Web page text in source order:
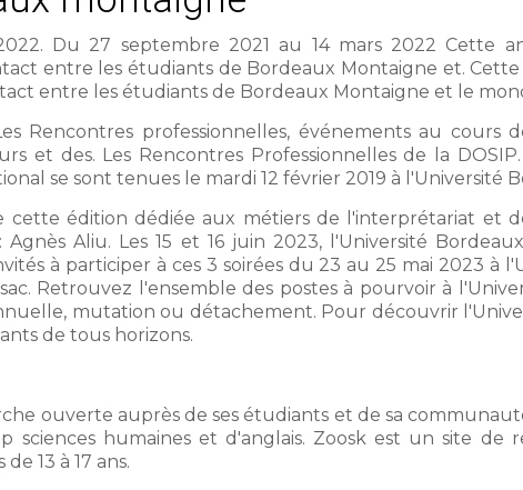
Du 27 septembre 2021 au 14 mars 2022 Cette
entre les étudiants de Bordeaux Montaigne et.
entre les étudiants de Bordeaux Montaigne et le
Rencontres professionnelles, événements au cours
et des. Les Rencontres Professionnelles de la
se sont tenues le mardi 12 février 2019 à l'Université
cette édition dédiée aux métiers de l'interprétariat et
Aliu. Les 15 et 16 juin 2023, l'Université
à participer à ces 3 soirées du 23 au 25 mai 2023
Retrouvez l'ensemble des postes à pourvoir à
mutation ou détachement. Pour découvrir
de tous horizons.
ouverte auprès de ses étudiants et de sa
sciences humaines et d'anglais. Zoosk est un site de
13 à 17 ans.